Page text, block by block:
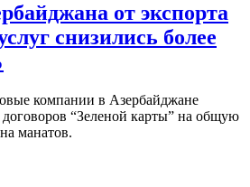
от экспорта
снизились более
компании в Азербайджане
“Зеленой карты” на общую
манатов.